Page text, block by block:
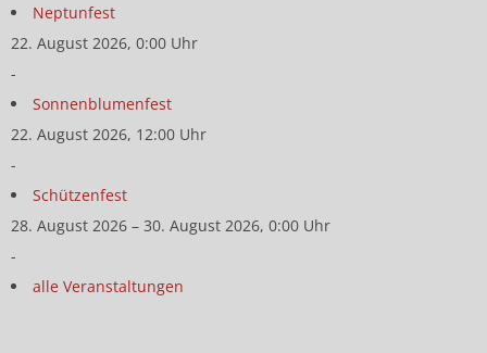
Neptunfest
22. August 2026, 0:00 Uhr
-
Sonnenblumenfest
22. August 2026, 12:00 Uhr
-
Schützenfest
28. August 2026 – 30. August 2026, 0:00 Uhr
-
alle Veranstaltungen